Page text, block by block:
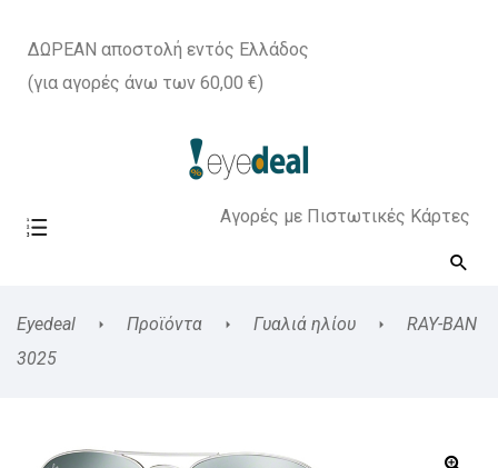
ΔΩΡΕΑΝ αποστολή εντός Ελλάδος
(για αγορές άνω των 60,00 €)
Αγορές με Πιστωτικές Κάρτες
Eyedeal Προϊόντα Γυαλιά ηλίου
RAY-BAN
3025